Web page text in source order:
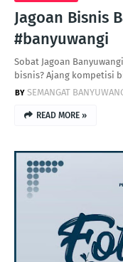
Jagoan Bisnis
#banyuwangi
Sobat Jagoan
bisnis? Ajang kompetisi
SEMANGAT
READ MORE »